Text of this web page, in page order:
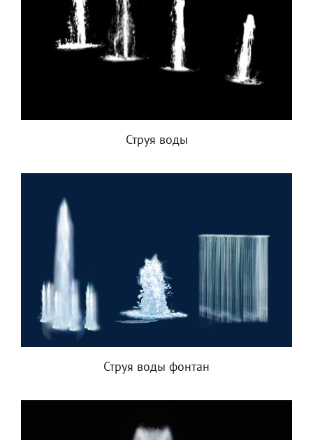
Струя воды
Струя воды фонтан